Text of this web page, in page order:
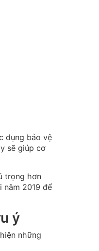
dụng bảo vệ
sẽ giúp cơ
trọng hơn
2019 để
ý
những